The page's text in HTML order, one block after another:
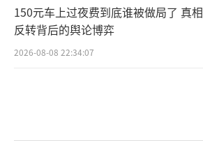
150元车上过夜费到底谁被做局了 真相
反转背后的舆论博弈
2026-08-08 22:34:07